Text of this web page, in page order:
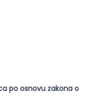
po osnovu zakona o